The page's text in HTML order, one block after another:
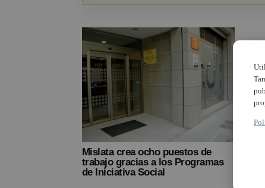
Mislata crea ocho puestos de
trabajo gracias a los Programas
de Iniciativa Social